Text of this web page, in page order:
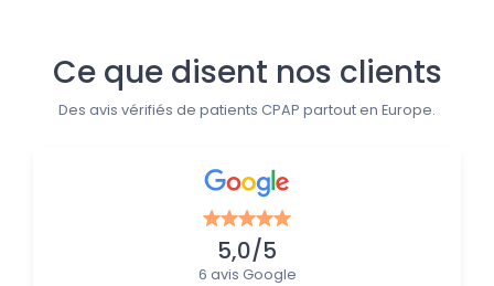
Ce que disent nos clients
Des avis vérifiés de patients CPAP partout en Europe.
5,0/5
6 avis Google